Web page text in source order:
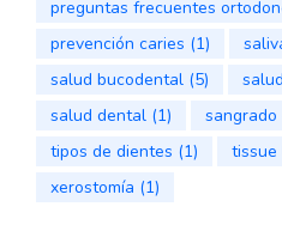
preguntas frecuentes
prevención caries (1)
salud bucodental (5)
salud dental (1) sangrado
tipos de dientes (1)
xerostomía (1)